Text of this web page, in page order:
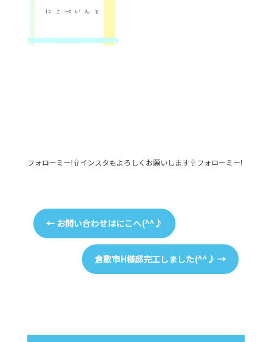
フォローミー!⇧インスタもよろしくお願いします⇧フォローミー!
←お問い合わせはにこへ(^^♪
倉敷市H様邸完工しました(^^♪→